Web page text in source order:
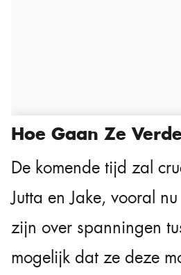
Hoe Gaan Ze
De komende tijd zal
Jutta en Jake, vooral
zijn over spanningen
mogelijk dat ze deze